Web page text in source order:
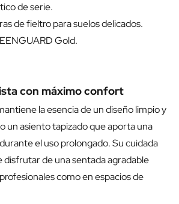
de serie.
de fieltro para suelos delicados.
Gold.
con máximo confort
la esencia de un diseño limpio y
un asiento tapizado que aporta una
el uso prolongado. Su cuidada
de una sentada agradable
como en espacios de